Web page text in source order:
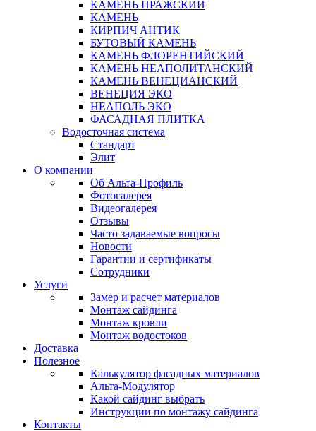
КАМЕНЬ ПРАЖСКИЙ
КАМЕНЬ
КИРПИЧ АНТИК
БУТОВЫЙ КАМЕНЬ
КАМЕНЬ ФЛОРЕНТИЙСКИЙ
КАМЕНЬ НЕАПОЛИТАНСКИЙ
КАМЕНЬ ВЕНЕЦИАНСКИЙ
ВЕНЕЦИЯ ЭКО
НЕАПОЛЬ ЭКО
ФАСАДНАЯ ПЛИТКА
Водосточная система
Стандарт
Элит
О компании
Об Альта-Профиль
Фотогалерея
Видеогалерея
Отзывы
Часто задаваемые вопросы
Новости
Гарантии и сертификаты
Сотрудники
Услуги
Замер и расчет материалов
Монтаж сайдинга
Монтаж кровли
Монтаж водостоков
Доставка
Полезное
Калькулятор фасадных материалов
Альта-Модулятор
Какой сайдинг выбрать
Инструкции по монтажу сайдинга
Контакты